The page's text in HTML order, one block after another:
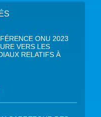
ONU 2023
VERS LES
RELATIFS À